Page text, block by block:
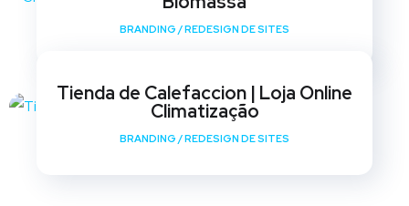
BRANDING /REDESIGN DE SITES
Tienda de Calefaccion | Loja Online
Climatização
BRANDING /REDESIGN DE SITES